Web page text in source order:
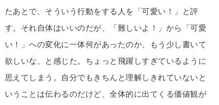
たあとで、そういう行動をする人を「可愛い！」と評
す。それ自体はいいのだが、「難しいよ！」から「可愛
い！」への変化に一体何があったのか、もう少し書いて
欲しいな、と感じた。ちょっと飛躍しすぎているように
思えてしまう。自分でもきちんと理解しきれていないと
いうことは伝わるのだけど、全体的に出てくる価値観が